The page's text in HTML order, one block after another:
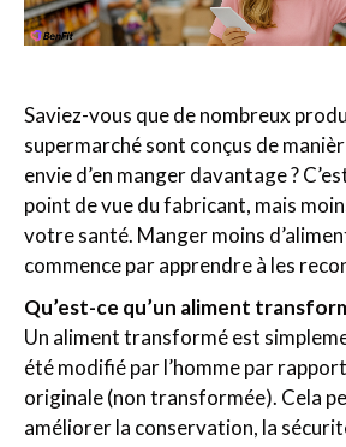
Saviez-vous que de nombreux
supermarché sont conçus de
envie d’en manger davantage ?
point de vue du fabricant, mais
votre santé. Manger moins
commence par apprendre à les
Qu’est-ce qu’un aliment
Un aliment transformé est
été modifié par l’homme par
originale (non transformée). Cela
améliorer la conservation, la